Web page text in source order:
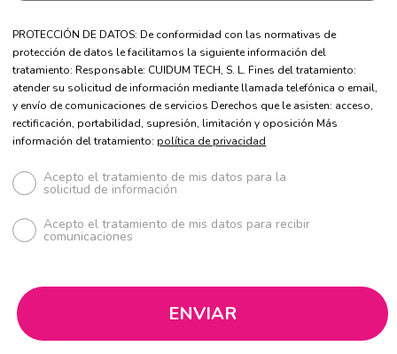
PROTECCIÓN DE DATOS: De conformidad con las normativas de
protección de datos le facilitamos la siguiente información del
tratamiento: Responsable: CUIDUM TECH, S. L. Fines del tratamiento:
atender su solicitud de información mediante llamada telefónica o email,
y envío de comunicaciones de servicios Derechos que le asisten: acceso,
rectificación, portabilidad, supresión, limitación y oposición Más
información del tratamiento: política de privacidad
Acepto el tratamiento de mis datos para la
solicitud de información
Acepto el tratamiento de mis datos para recibir
comunicaciones